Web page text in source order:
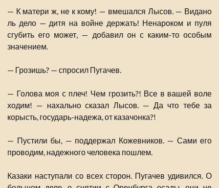
— К матери ж, не к кому! — вмешался Лысов. — Видано
ль дело — дитя на войне держать! Ненароком и пуля
сгубить его может, — добавил он с каким-то особым
значением.
— Грозишь? — спросил Пугачев.
— Голова моя с плеч! Чем грозить?! Все в вашей воле
ходим! — нахально сказал Лысов. — Да что тебе за
корысть, государь-надежа, от казачонка?!
— Пустили бы, — поддержал Кожевников. — Сами его
проводим, надежного человека пошлем.
Казаки наступали со всех сторон. Пугачев удивился. О